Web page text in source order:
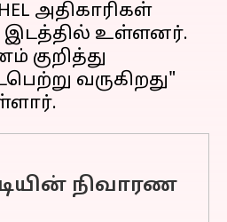
அதிகாரிகள்
இடத்தில் உள்ளனர்.
குறித்து
வருகிறது"
நிவாரண